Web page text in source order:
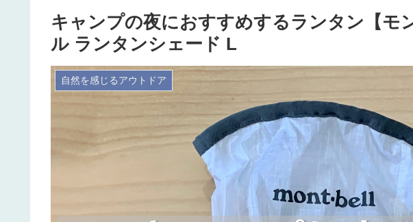
キャンプの夜におすすめするランタン【モ
ル ランタンシェード L
自然を感じるアウトドア